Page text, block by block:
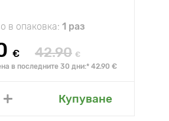
в опаковка: 1 раз
€ 42.90 €
в последните 30 дни:* 42.90 €
Купуване